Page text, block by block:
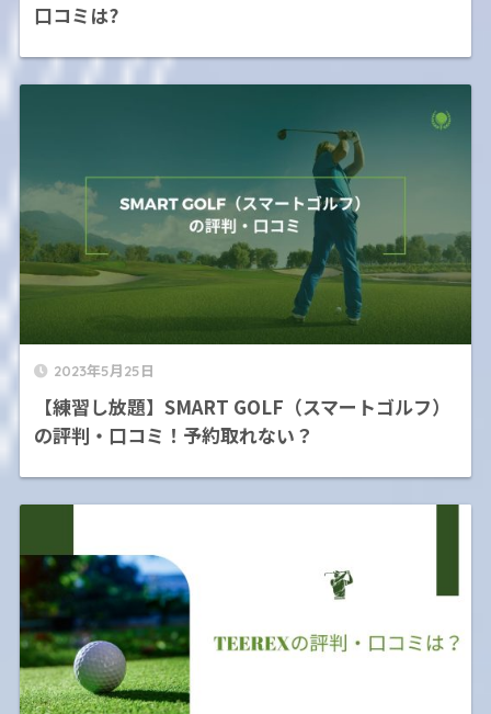
口コミは?
2023年5月25日
【練習し放題】SMART GOLF（スマートゴルフ）
の評判・口コミ！予約取れない？